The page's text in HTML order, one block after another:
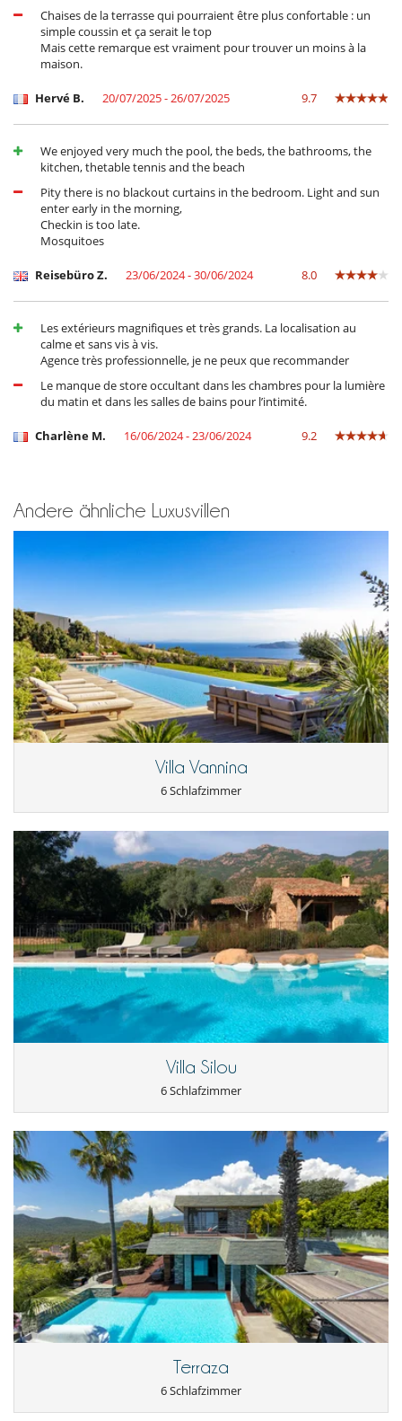
Chaises de la terrasse qui pourraient être plus confortable : un
simple coussin et ça serait le top
Mais cette remarque est vraiment pour trouver un moins à la
maison.
Hervé B. 20/07/2025 - 26/07/2025 9.7
We enjoyed very much the pool, the beds, the bathrooms, the
kitchen, thetable tennis and the beach
Pity there is no blackout curtains in the bedroom. Light and sun
enter early in the morning,
Checkin is too late.
Mosquitoes
Reisebüro Z. 23/06/2024 - 30/06/2024 8.0
Les extérieurs magnifiques et très grands. La localisation au
calme et sans vis à vis.
Agence très professionnelle, je ne peux que recommander
Le manque de store occultant dans les chambres pour la lumière
du matin et dans les salles de bains pour l’intimité.
Charlène M. 16/06/2024 - 23/06/2024 9.2
Andere ähnliche Luxusvillen
Villa Vannina
6 Schlafzimmer
Villa Silou
6 Schlafzimmer
Terraza
6 Schlafzimmer